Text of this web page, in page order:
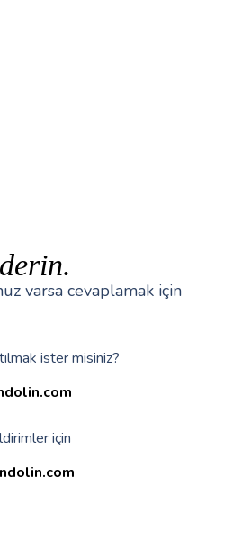
varsa cevaplamak için
ister misiniz?
için